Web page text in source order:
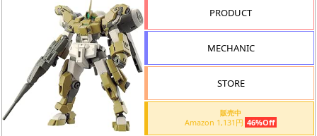
始
前
PRODUCT
MECHANIC
STORE
販売中
Amazon 1,131円 46%Off